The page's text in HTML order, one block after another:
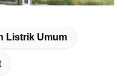
Listrik Umum